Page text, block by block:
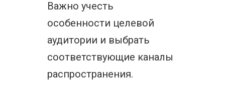
Важно учесть
особенности целевой
аудитории и выбрать
соответствующие каналы
распространения.